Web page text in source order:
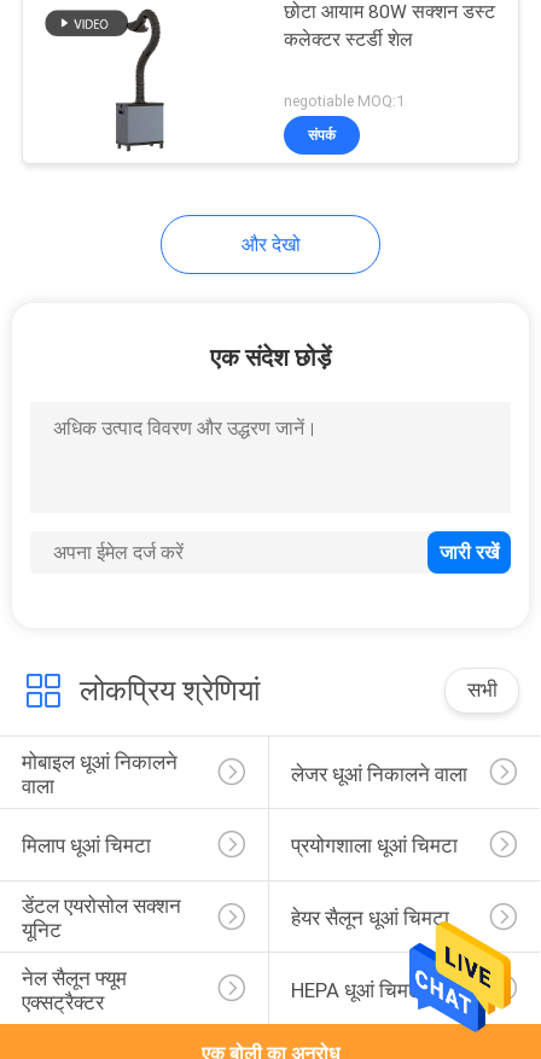
धमाका सबूत धूल कलेक्टर
19
सक्शन डस्ट कलेक्टर
12
यूवी वायु शोधक
छोटा आयाम 80W सक्शन डस्ट
कलेक्टर स्टर्डी शेल
negotiable MOQ:1
संपर्क
और देखो
एक संदेश छोड़ें
लोकप्रिय श्रेणियां सभी
मोबाइल धूआं निकालने
वाला
लेजर धूआं निकालने वाला
मिलाप धूआं चिमटा प्रयोगशाला धूआं चिमटा
डेंटल एयरोसोल सक्शन
यूनिट
हेयर सैलून धूआं चिमटा
नेल सैलून फ्यूम
एक्सट्रैक्टर
HEPA धूआं चिमटा
एक बोली का अनुरोध